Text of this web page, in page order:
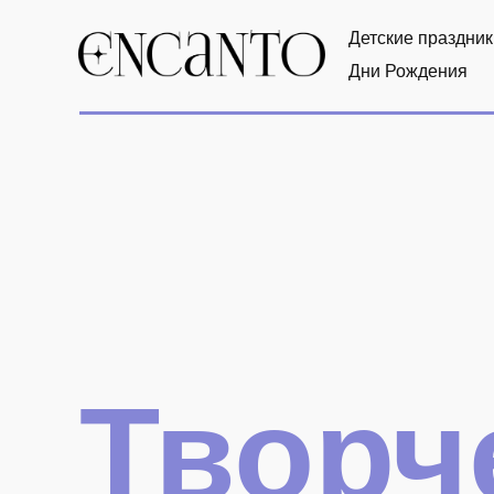
Дни Рождения
Детские